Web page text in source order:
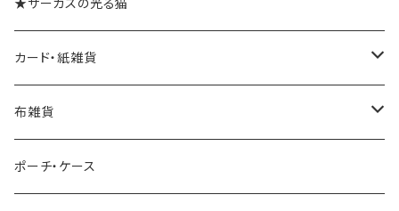
★サーカスの光る猫
カード・紙雑貨
ポストカード
レターセット・便箋
布雑貨
手ぬぐい
ポーチ・ケース